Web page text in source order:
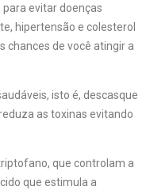
evitar doenças
hipertensão e colesterol
chances de você atingir a
isto é, descasque
as toxinas evitando
que controlam a
que estimula a